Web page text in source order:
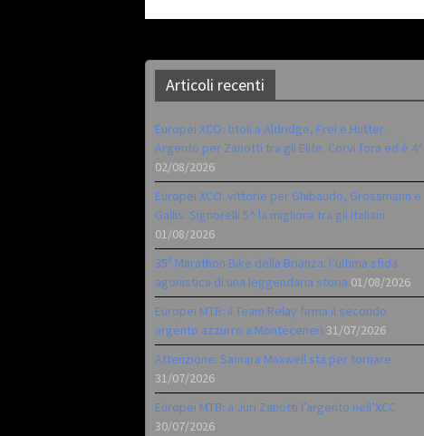
Articoli recenti
Europei XCO: titoli a Aldridge, Frei e Hutter.
Argento per Zanotti tra gli Elite. Corvi fora ed è 4^
02/08/2026
Europei XCO: vittorie per Ghibaudo, Grossmann e
Gallis. Signorelli 5^ la migliore tra gli italiani
01/08/2026
35ª Marathon Bike della Brianza: l’ultima sfida
agonistica di una leggendaria storia 01/08/2026
Europei MTB: il Team Relay firma il secondo
argento azzurro a Monteceneri 31/07/2026
Attenzione: Samara Maxwell sta per tornare
31/07/2026
Europei MTB: a Juri Zanotti l’argento nell’XCC
30/07/2026